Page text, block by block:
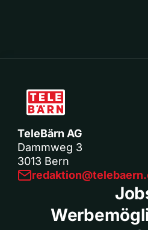
TeleBärn AG
Dammweg 3
3013 Bern